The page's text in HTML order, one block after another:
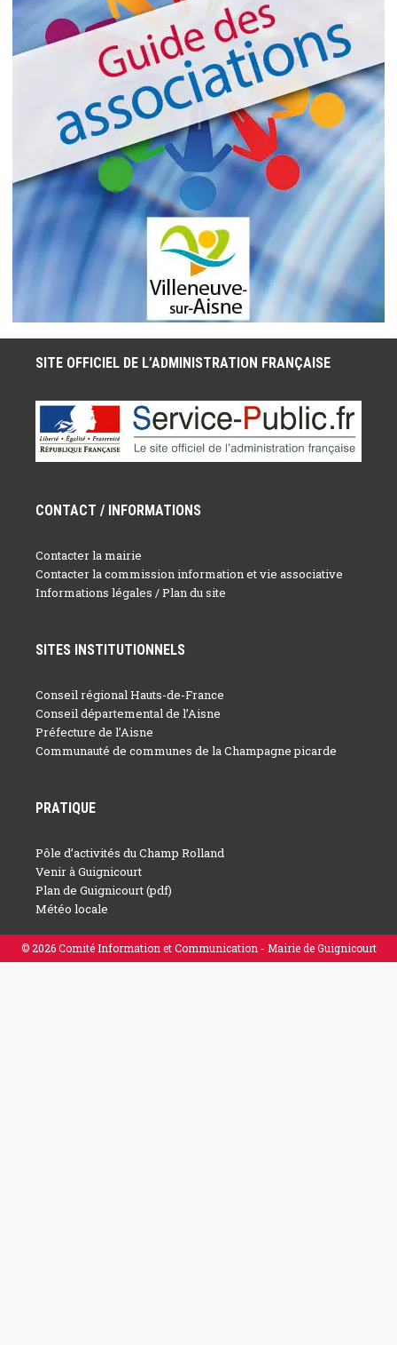
SITE OFFICIEL DE L’ADMINISTRATION FRANÇAISE
CONTACT / INFORMATIONS
Contacter la mairie
Contacter la commission information et vie associative
Informations légales / Plan du site
SITES INSTITUTIONNELS
Conseil régional Hauts-de-France
Conseil départemental de l’Aisne
Préfecture de l’Aisne
Communauté de communes de la Champagne picarde
PRATIQUE
Pôle d’activités du Champ Rolland
Venir à Guignicourt
Plan de Guignicourt (pdf)
Météo locale
© 2026 Comité Information et Communication - Mairie de Guignicourt